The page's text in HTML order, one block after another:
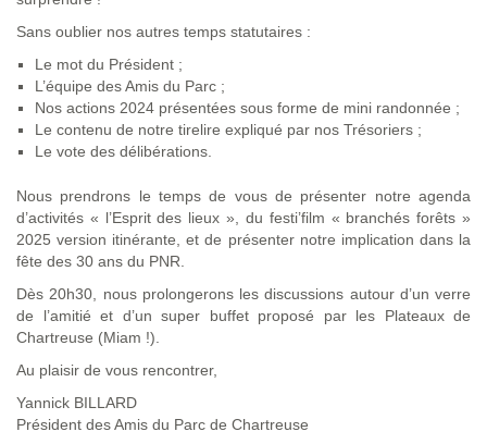
Sans oublier nos autres temps statutaires :
Le mot du Président ;
L’équipe des Amis du Parc ;
Nos actions 2024 présentées sous forme de mini randonnée ;
Le contenu de notre tirelire expliqué par nos Trésoriers ;
Le vote des délibérations.
Nous prendrons le temps de vous de présenter notre agenda
d’activités « l’Esprit des lieux », du festi’film « branchés forêts »
2025 version itinérante, et de présenter notre implication dans la
fête des 30 ans du PNR.
Dès 20h30, nous prolongerons les discussions autour d’un verre
de l’amitié et d’un super buffet proposé par les Plateaux de
Chartreuse (Miam !).
Au plaisir de vous rencontrer,
Yannick BILLARD
Président des Amis du Parc de Chartreuse